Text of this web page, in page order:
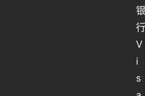
银
行
V
i
s